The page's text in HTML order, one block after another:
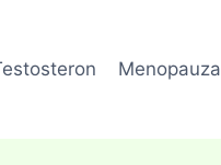
Menopauza